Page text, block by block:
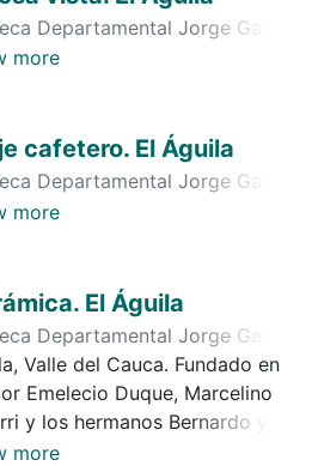
Departamental Jorge Garcés
, 2016-07-03
more
cafetero. El Águila
Departamental Jorge Garcés
, 2013-06-20
more
El Águila
Departamental Jorge Garcés
,2012-02-24)Comité de
Valle del Cauca. Fundado en
Emelecio Duque, Marcelino
y los hermanos Bernardo y
Municipio desde 1953.
more